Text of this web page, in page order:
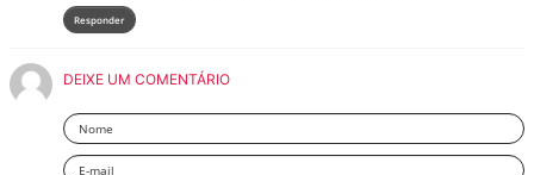
Responder
DEIXE UM COMENTÁRIO
Nome
Email